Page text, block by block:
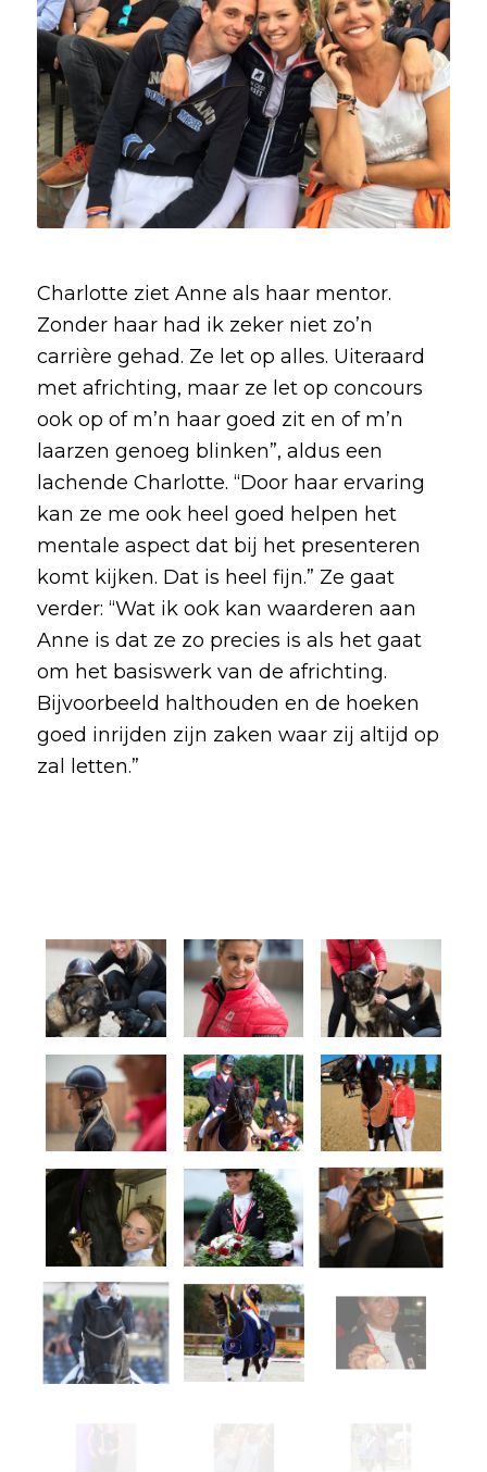
Charlotte ziet Anne als haar mentor.
Zonder haar had ik zeker niet zo’n
carrière gehad. Ze let op alles. Uiteraard
met africhting, maar ze let op concours
ook op of m’n haar goed zit en of m’n
laarzen genoeg blinken”, aldus een
lachende Charlotte. “Door haar ervaring
kan ze me ook heel goed helpen het
mentale aspect dat bij het presenteren
komt kijken. Dat is heel fijn.” Ze gaat
verder: “Wat ik ook kan waarderen aan
Anne is dat ze zo precies is als het gaat
om het basiswerk van de africhting.
Bijvoorbeeld halthouden en de hoeken
goed inrijden zijn zaken waar zij altijd op
zal letten.”